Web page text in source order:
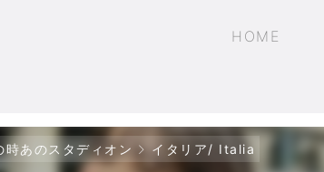
HOME
時あのスタディオン イタリア/ Italia